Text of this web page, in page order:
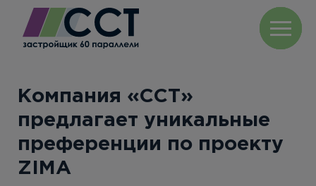
Компания «ССТ»
предлагает уникальные
преференции по проекту
ZIMA